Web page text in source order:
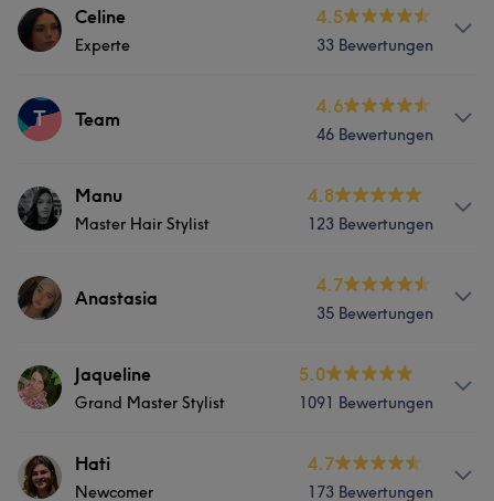
Haarfarben
Friseur
Portfolio
Info
Balayage Babylights Foliensträhnen Milkshakes
Services
Celine
Experte
4.5
33 Bewertungen
Services
Portfolio
T Team
4.6
46 Bewertungen
Services
Portfolio
Manu
Master Hair Stylist
4.8
123 Bewertungen
Services
Portfolio
Anastasia
4.7
35 Bewertungen
Services
Portfolio
Jaqueline
Grand Master Stylist
5.0
1091 Bewertungen
Info
Hati
Newcomer
4.7
173 Bewertungen